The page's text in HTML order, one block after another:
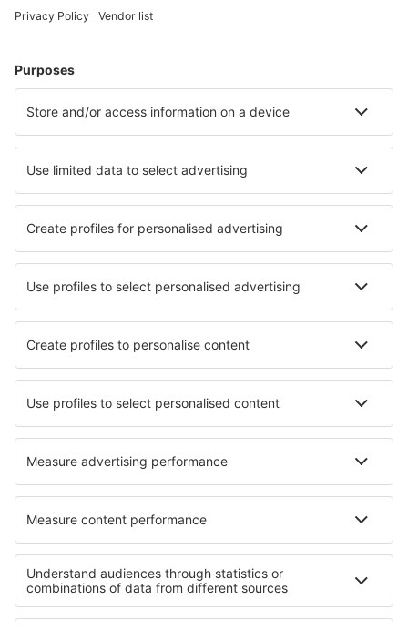
Hotels in Spanien - Beliebte Städte
Hotels in Marbella Hotels in Barcelona
Hotels in Cambrils Hotels in San Agustin
Hotels in Corralejo
Die besten Hotels - Städte
Hotels in Bodmin Hotels in Groß Wittensee
Hotels in Tepla Hotels in Prince George
Hotels in Izvorsko Hotels in Brzeg
Hotels in Fiorenzuola d'Arda Hotels in Rancho Santa Fe
Die besten Hotels - Regionen
Hotels in Kantabrien Hotels in Costa da Morte
Hotels auf Formentera Hotels in Costa Barcelona
Hotels in Costa de Galicia Hotels in Western Pomerania